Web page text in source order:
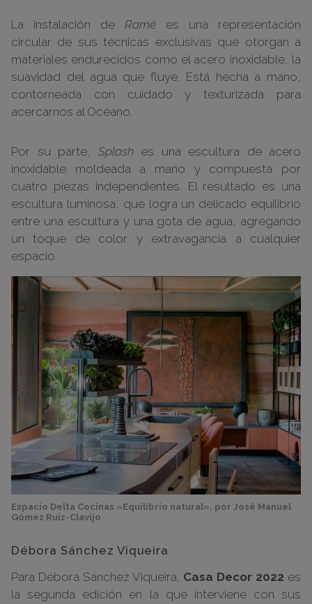
La instalación de Ramé es una representación
circular de sus técnicas exclusivas que otorgan a
materiales endurecidos como el acero inoxidable, la
suavidad del agua que fluye. Está hecha a mano,
contorneada con cuidado y texturizada para
acercarnos al Océano.
Por su parte, Splashes una escultura de acero
inoxidable moldeada a mano y compuesta por
cuatro piezas independientes. El resultado es una
escultura luminosa, que logra un delicado equilibrio
entre una escultura y una gota de agua, agregando
un toque de color y extravagancia a cualquier
espacio.
Espacio Delta Cocinas «Equilibrio natural», por José Manuel
Gómez Ruiz-Clavijo
Débora Sánchez Viqueira
Para Débora Sánchez Viqueira, Casa Decor 2022 es
la segunda edición en la que interviene con sus